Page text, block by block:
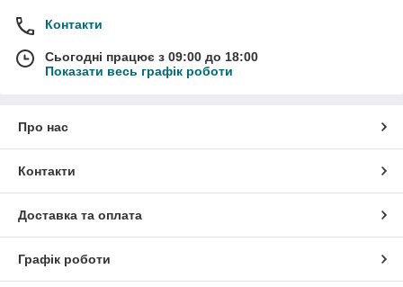
Контакти
Сьогодні працює з 09:00 до 18:00
Показати весь графік роботи
Про нас
Контакти
Доставка та оплата
Графік роботи